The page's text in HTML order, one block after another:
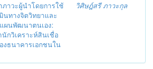
าวะผู้นำโดยการใช้
นทางจิตวิทยาและ
ผนพัฒนาตนเอง:
กวิเคราะห์สินเชื่อ
งธนาคารเอกชนใน
วิศิษฎ์สรี ภาวะกุล